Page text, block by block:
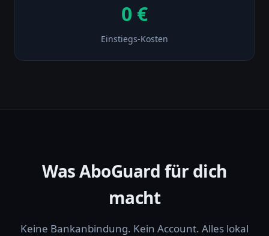
0 €
Einstiegs-Kosten
Was AboGuard für dich
macht
Keine Bankanbindung. Kein Account. Alles lokal